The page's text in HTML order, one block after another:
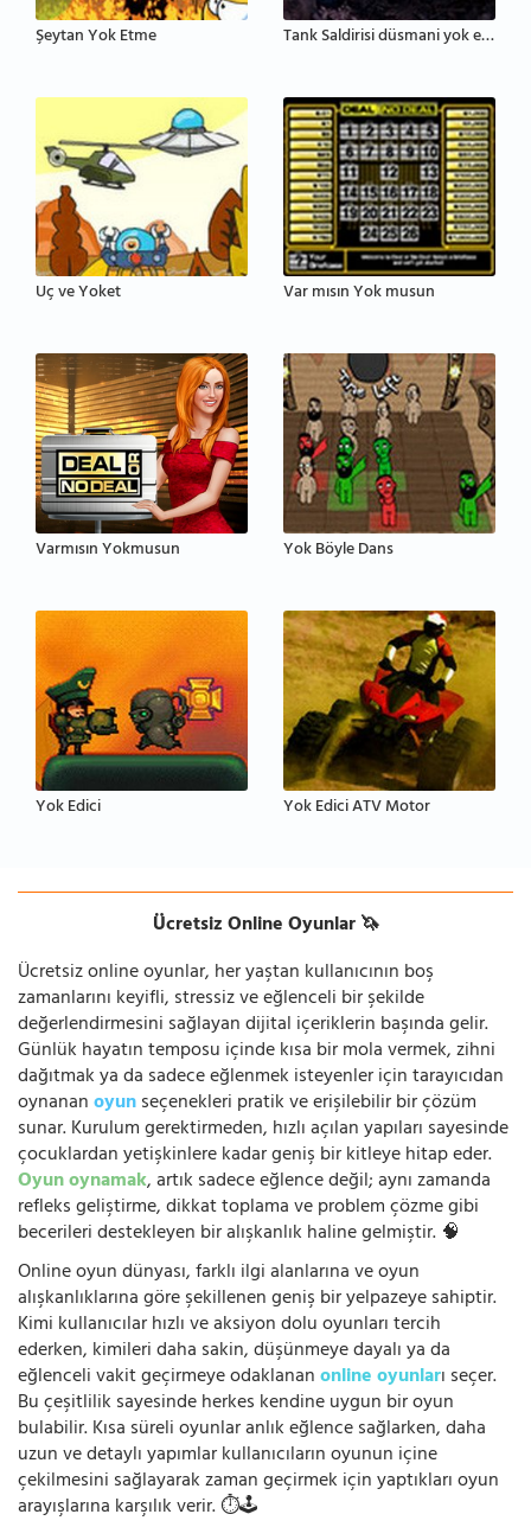
Şeytan Yok Etme Tank Saldirisi düsmani yok etme
Uç ve Yoket Var mısın Yok musun
Varmısın Yokmusun Yok Böyle Dans
Yok Edici Yok Edici ATV Motor
Ücretsiz Online Oyunlar 🦄
Ücretsiz online oyunlar, her yaştan kullanıcının boş
zamanlarını keyifli, stressiz ve eğlenceli bir şekilde
değerlendirmesini sağlayan dijital içeriklerin başında gelir.
Günlük hayatın temposu içinde kısa bir mola vermek, zihni
dağıtmak ya da sadece eğlenmek isteyenler için tarayıcıdan
oynananoyunseçenekleri pratik ve erişilebilir bir çözüm
sunar. Kurulum gerektirmeden, hızlı açılan yapıları sayesinde
çocuklardan yetişkinlere kadar geniş bir kitleye hitap eder.
Oyun oynamak, artık sadece eğlence değil; aynı zamanda
refleks geliştirme, dikkat toplama ve problem çözme gibi
becerileri destekleyen bir alışkanlık haline gelmiştir. 🧠
Online oyun dünyası, farklı ilgi alanlarına ve oyun
alışkanlıklarına göre şekillenen geniş bir yelpazeye sahiptir.
Kimi kullanıcılar hızlı ve aksiyon dolu oyunları tercih
ederken, kimileri daha sakin, düşünmeye dayalı ya da
eğlenceli vakit geçirmeye odaklananonline oyunları seçer.
Bu çeşitlilik sayesinde herkes kendine uygun bir oyun
bulabilir. Kısa süreli oyunlar anlık eğlence sağlarken, daha
uzun ve detaylı yapımlar kullanıcıların oyunun içine
çekilmesini sağlayarak zaman geçirmek için yaptıkları oyun
arayışlarına karşılık verir. ⏱️🕹️